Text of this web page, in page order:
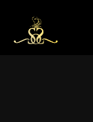
treści